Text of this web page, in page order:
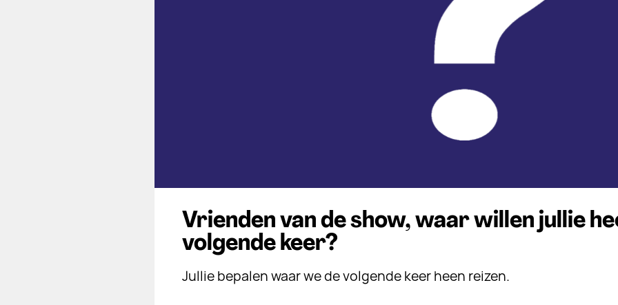
Vrienden van de show, waar willen jullie
volgende keer?
Jullie bepalen waar we de volgende keer heen reizen.